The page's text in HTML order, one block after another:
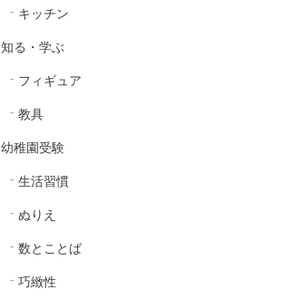
キッチン
知る・学ぶ
フィギュア
教具
幼稚園受験
生活習慣
ぬりえ
数とことば
巧緻性